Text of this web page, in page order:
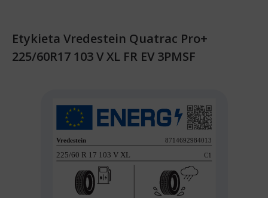
Etykieta Vredestein Quatrac Pro+
225/60R17 103 V XL FR EV 3PMSF